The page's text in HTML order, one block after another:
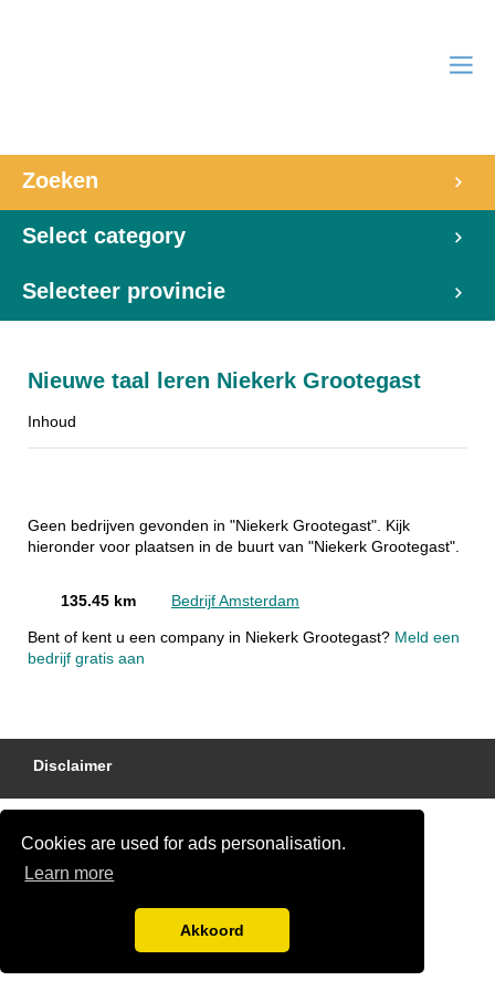
Cookies are used for ads personalisation.
Learn more
Akkoord
Zoeken
Select category
Selecteer provincie
Nieuwe taal leren Niekerk Grootegast
Inhoud
Geen bedrijven gevonden in "Niekerk Grootegast". Kijk
hieronder voor plaatsen in de buurt van "Niekerk Grootegast".
135.45 km Bedrijf Amsterdam
Bent of kent u een company in Niekerk Grootegast? Meld een
bedrijf gratis aan
Disclaimer